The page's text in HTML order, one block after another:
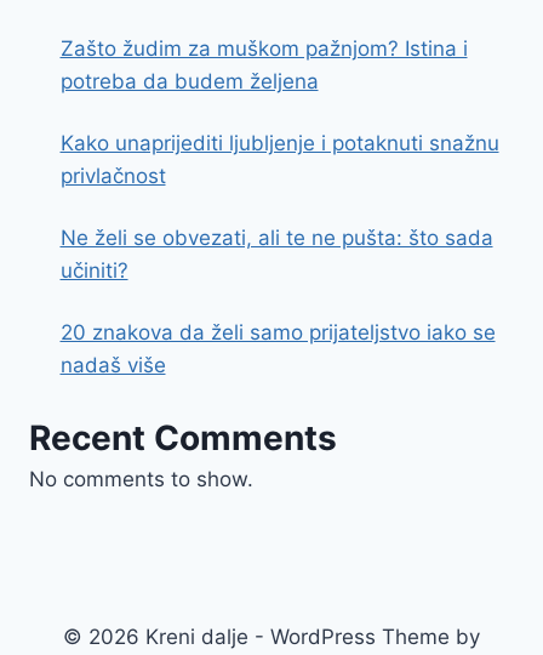
Zašto žudim za muškom pažnjom? Istina i
potreba da budem željena
Kako unaprijediti ljubljenje i potaknuti snažnu
privlačnost
Ne želi se obvezati, ali te ne pušta: što sada
učiniti?
20 znakova da želi samo prijateljstvo iako se
nadaš više
Recent Comments
No comments to show.
© 2026 Kreni dalje - WordPress Theme by